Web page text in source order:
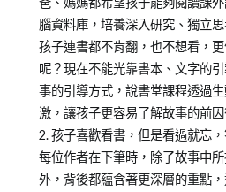
腦資料庫，培養深入研究、獨立
孩子連書都不肯翻，也不想看，
呢？現在不能光靠書本、文字的
事的引導方式，說書堂課程透過
激，讓孩子更容易了解故事的前因
2. 孩子喜歡看書，但是看過就忘
每位作者在下筆時，除了故事中
外，背後都蘊含著更深層的重點